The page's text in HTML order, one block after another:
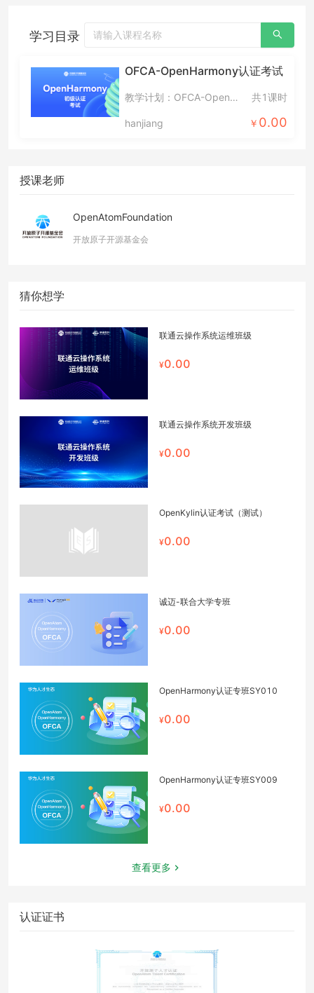
学习目录
OFCA-OpenHarmony认证考试
教学计划：OFCA-OpenHarmony认证考试-默认计划 共1课时
hanjiang 0.00
授课老师
OpenAtomFoundation
开放原子开源基金会
猜你想学
联通云操作系统运维班级
0.00
联通云操作系统开发班级
0.00
OpenKylin认证考试（测试）
0.00
诚迈-联合大学专班
0.00
OpenHarmony认证专班SY010
0.00
OpenHarmony认证专班SY009
0.00
查看更多
认证证书